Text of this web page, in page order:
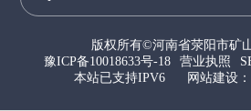
版权所有©河南省荥阳市矿
豫ICP备10018633号-18
营业执照
本站已支持IPV6
网站建设